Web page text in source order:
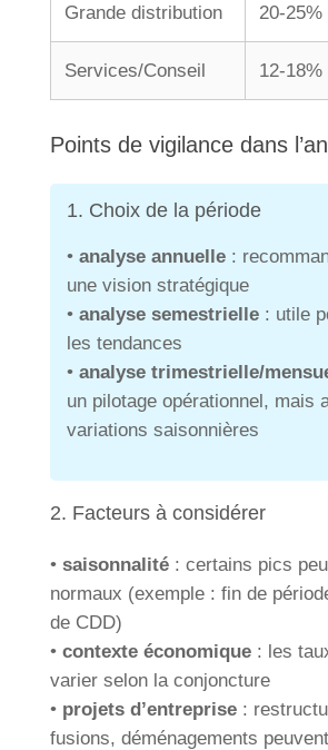
Grande distribution 20-25%
Services/Conseil 12-18%
Points de vigilance dans
1. Choix de la période
• analyse annuelle:
une vision stratégique
• analyse semestrielle: utile
les tendances
• analyse trimestrielle/
un pilotage opérationnel, mais
variations saisonnières
2. Facteurs à considérer
• saisonnalité: certains pics
normaux (exemple : fin de
de CDD)
• contexte économique: les
varier selon la conjoncture
• projets d’entreprise:
fusions, déménagements